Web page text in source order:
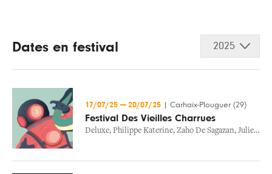
Dates en festival 2025
17/07/25 — 20/07/25 Carhaix-Plouguer (29)
Festival Des Vieilles Charrues
Deluxe, Philippe Katerine, Zaho De Sagazan, Julien Dore